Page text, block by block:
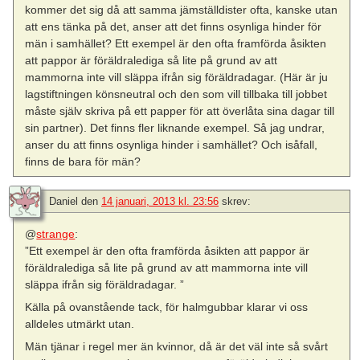
kommer det sig då att samma jämställdister ofta, kanske utan
att ens tänka på det, anser att det finns osynliga hinder för
män i samhället? Ett exempel är den ofta framförda åsikten
att pappor är föräldralediga så lite på grund av att
mammorna inte vill släppa ifrån sig föräldradagar. (Här är ju
lagstiftningen könsneutral och den som vill tillbaka till jobbet
måste själv skriva på ett papper för att överlåta sina dagar till
sin partner). Det finns fler liknande exempel. Så jag undrar,
anser du att finns osynliga hinder i samhället? Och isåfall,
finns de bara för män?
Daniel den 14 januari, 2013 kl. 23:56 skrev:
@strange:
”Ett exempel är den ofta framförda åsikten att pappor är
föräldralediga så lite på grund av att mammorna inte vill
släppa ifrån sig föräldradagar. ”
Källa på ovanstående tack, för halmgubbar klarar vi oss
alldeles utmärkt utan.
Män tjänar i regel mer än kvinnor, då är det väl inte så svårt